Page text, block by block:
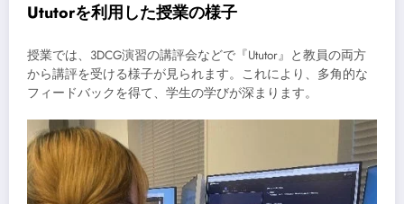
Ututorを利用した授業の様子
授業では、3DCG演習の講評会などで『Ututor』と教員の両方
から講評を受ける様子が見られます。これにより、多角的な
フィードバックを得て、学生の学びが深まります。